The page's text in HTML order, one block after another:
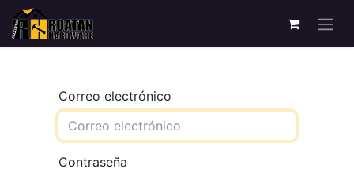
Correo electrónico
Contraseña